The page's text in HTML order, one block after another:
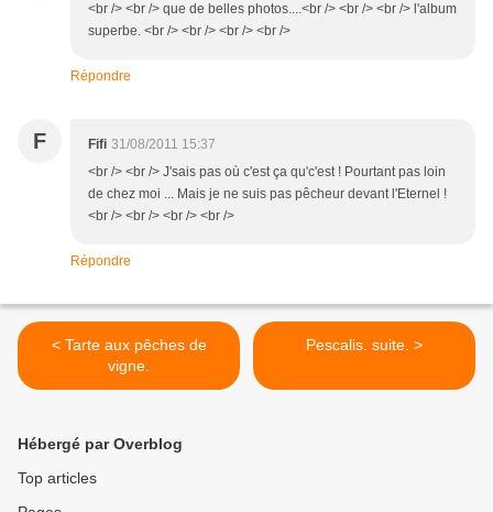
<br /> <br /> que de belles photos....<br /> <br /> <br /> l'album
superbe. <br /> <br /> <br /> <br />
Répondre
F Fifi 31/08/2011 15:37
<br /> <br /> J'sais pas où c'est ça qu'c'est ! Pourtant pas loin
de chez moi ... Mais je ne suis pas pêcheur devant l'Eternel !
<br /> <br /> <br /> <br />
Répondre
< Tarte aux pêches de
vigne.
Pescalis. suite. >
Hébergé par Overblog
Top articles